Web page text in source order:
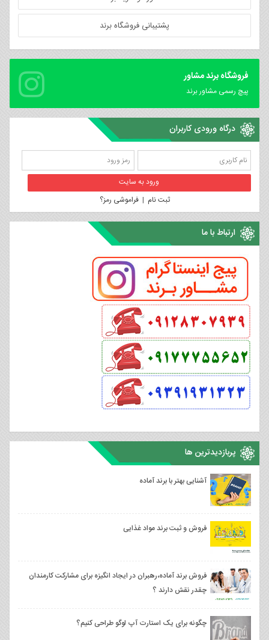
پشتیبانی فروشگاه برند
فروشگاه برند مشاور
پیچ رسمی مشاور برند
درگاه ورودی کاربران
ثبت نام |فراموشی رمز؟
ارتباط با ما
پربازدیدترین ها
آشنایی بهتر با برند آماده
فروش و ثبت برند مواد غذایی
فروش برند آماده،رهبران در ایجاد انگیزه برای مشارکت کارمندان
چقدر نقش دارند ؟
چگونه برای یک استارت آپ لوگو طراحی کنیم؟